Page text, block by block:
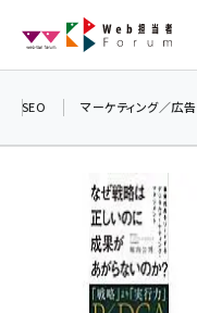
ン
seo (3528)
ai (2811)
SEO マーケティング／広告